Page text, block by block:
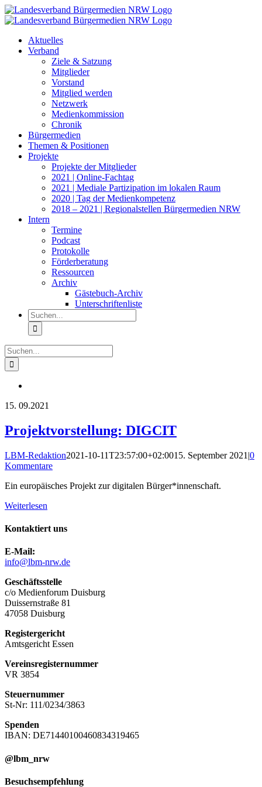
Zum
Inhalt
Aktuelles
Verband
Ziele & Satzung
Mitglieder
Vorstand
Mitglied werden
Netzwerk
Medienkommission
Chronik
Bürgermedien
Themen & Positionen
Projekte
Projekte der Mitglieder
2021 | Online-Fachtag
2021 | Mediale Partizipation im lokalen Raum
2020 | Tag der Medienkompetenz
2018 – 2021 | Regionalstellen Bürgermedien NRW
Intern
Termine
Podcast
Protokolle
Förderberatung
Ressourcen
Archiv
Gästebuch-Archiv
Unterschriftenliste
Suche
nach:
Suche
nach:
15. 09.2021
Projektvorstellung: DIGCIT
LBM-Redaktion2021-10-11T23:57:00+02:0015. September 2021 |0
Kommentare
Ein europäisches Projekt zur digitalen Bürger*innenschaft.
Weiterlesen
Kontaktiert uns
E-Mail:
info@lbm-nrw.de
Geschäftsstelle
c/o Medienforum Duisburg
Duissernstraße 81
47058 Duisburg
Registergericht
Amtsgericht Essen
Vereinsregisternummer
VR 3854
Steuernummer
St-Nr: 111/0234/3863
Spenden
IBAN: DE71440100460834319465
@lbm_nrw
Besuchsempfehlung